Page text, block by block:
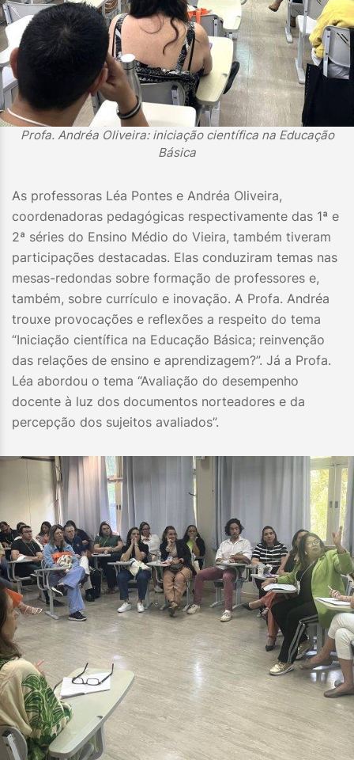
Profa. Andréa Oliveira: iniciação científica na Educação
Básica
As professoras Léa Pontes e Andréa Oliveira,
coordenadoras pedagógicas respectivamente das 1ª e
2ª séries do Ensino Médio do Vieira, também tiveram
participações destacadas. Elas conduziram temas nas
mesas-redondas sobre formação de professores e,
também, sobre currículo e inovação. A Profa. Andréa
trouxe provocações e reflexões a respeito do tema
“Iniciação científica na Educação Básica; reinvenção
das relações de ensino e aprendizagem?”. Já a Profa.
Léa abordou o tema “Avaliação do desempenho
docente à luz dos documentos norteadores e da
percepção dos sujeitos avaliados”.